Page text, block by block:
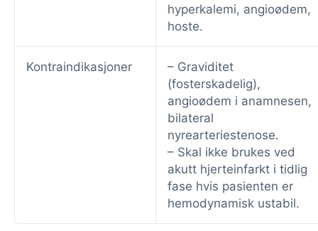
hyperkalemi, angioødem,
hoste.
Kontraindikasjoner
– Graviditet
(fosterskadelig),
angioødem i anamnesen,
bilateral
nyrearteriestenose.
– Skal ikke brukes ved
akutt hjerteinfarkt i tidlig
fase hvis pasienten er
hemodynamisk ustabil.